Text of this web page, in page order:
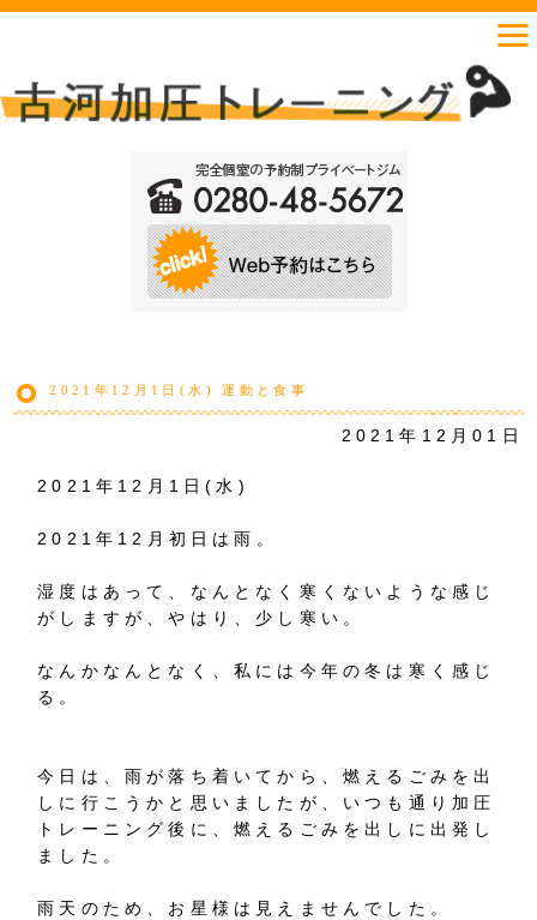
2021年12月1日(水) 運動と食事
2021年12月01日
2021年12月1日(水)
2021年12月初日は雨。
湿度はあって、なんとなく寒くないような感じ
がしますが、やはり、少し寒い。
なんかなんとなく、私には今年の冬は寒く感じ
る。
今日は、雨が落ち着いてから、燃えるごみを出
しに行こうかと思いましたが、いつも通り加圧
トレーニング後に、燃えるごみを出しに出発し
ました。
雨天のため、お星様は見えませんでした。